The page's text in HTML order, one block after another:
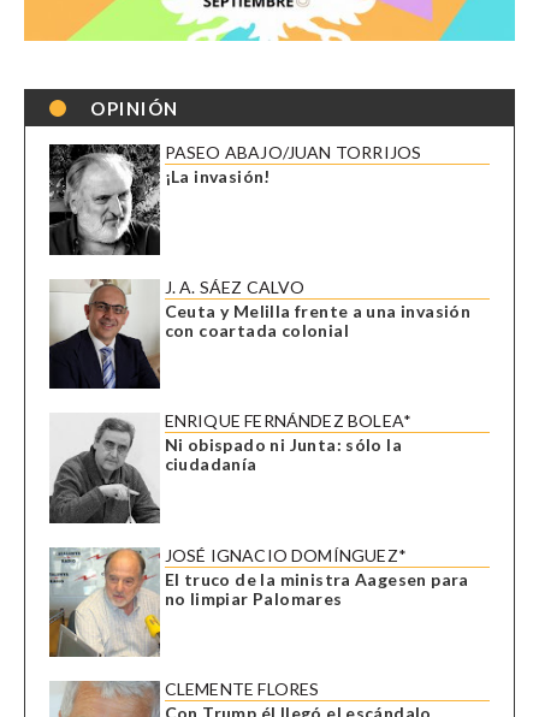
OPINIÓN
PASEO ABAJO/JUAN TORRIJOS
¡La invasión!
J. A. SÁEZ CALVO
Ceuta y Melilla frente a una invasión
con coartada colonial
ENRIQUE FERNÁNDEZ BOLEA*
Ni obispado ni Junta: sólo la
ciudadanía
JOSÉ IGNACIO DOMÍNGUEZ*
El truco de la ministra Aagesen para
no limpiar Palomares
CLEMENTE FLORES